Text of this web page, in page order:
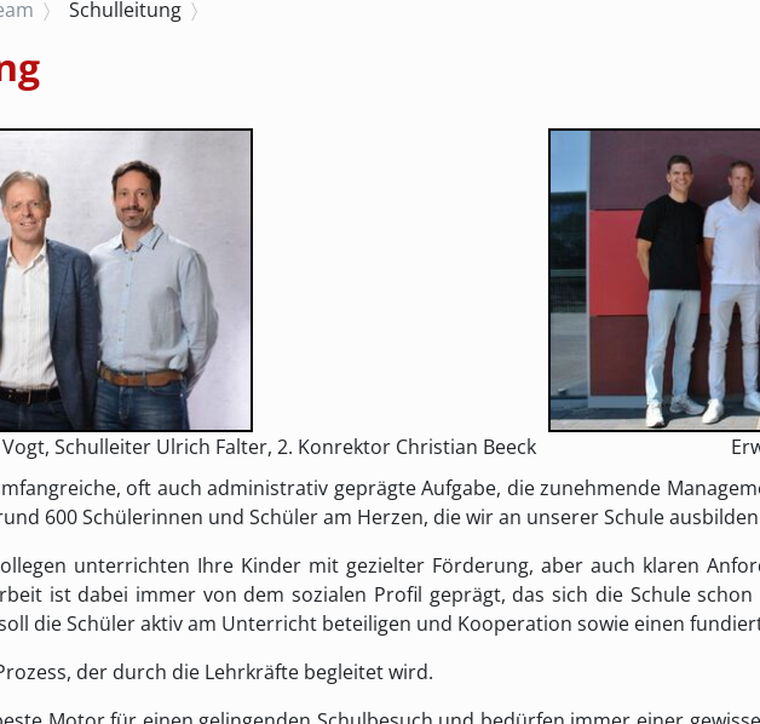
Schulleitung
Schulleiter Ulrich Falter, 2. Konrektor Christian Beeck
oft auch administrativ geprägte Aufgabe, die zunehmende
600 Schülerinnen und Schüler am Herzen, die wir an unserer Schule
unterrichten Ihre Kinder mit gezielter Förderung, aber auch klaren
ist dabei immer von dem sozialen Profil geprägt, das sich die Schule schon
die Schüler aktiv am Unterricht beteiligen und Kooperation sowie einen
der durch die Lehrkräfte begleitet wird.